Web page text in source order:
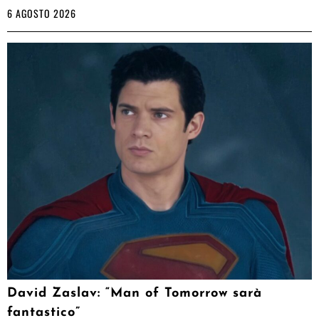
6 AGOSTO 2026
David Zaslav: “Man of Tomorrow sarà
fantastico”